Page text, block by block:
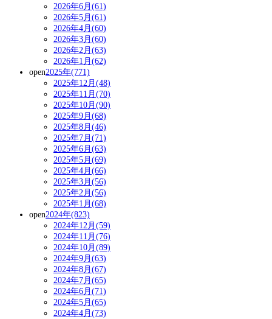
2026年6月(61)
2026年5月(61)
2026年4月(60)
2026年3月(60)
2026年2月(63)
2026年1月(62)
open2025年(771)
2025年12月(48)
2025年11月(70)
2025年10月(90)
2025年9月(68)
2025年8月(46)
2025年7月(71)
2025年6月(63)
2025年5月(69)
2025年4月(66)
2025年3月(56)
2025年2月(56)
2025年1月(68)
open2024年(823)
2024年12月(59)
2024年11月(76)
2024年10月(89)
2024年9月(63)
2024年8月(67)
2024年7月(65)
2024年6月(71)
2024年5月(65)
2024年4月(73)